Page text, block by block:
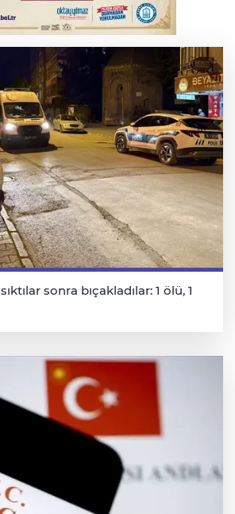
akımına kapılan işçi hayatını
sonra bıçakladılar: 1 ölü, 1